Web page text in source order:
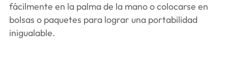
fácilmente en la palma de la mano o colocarse en
bolsas o paquetes para lograr una portabilidad
inigualable.